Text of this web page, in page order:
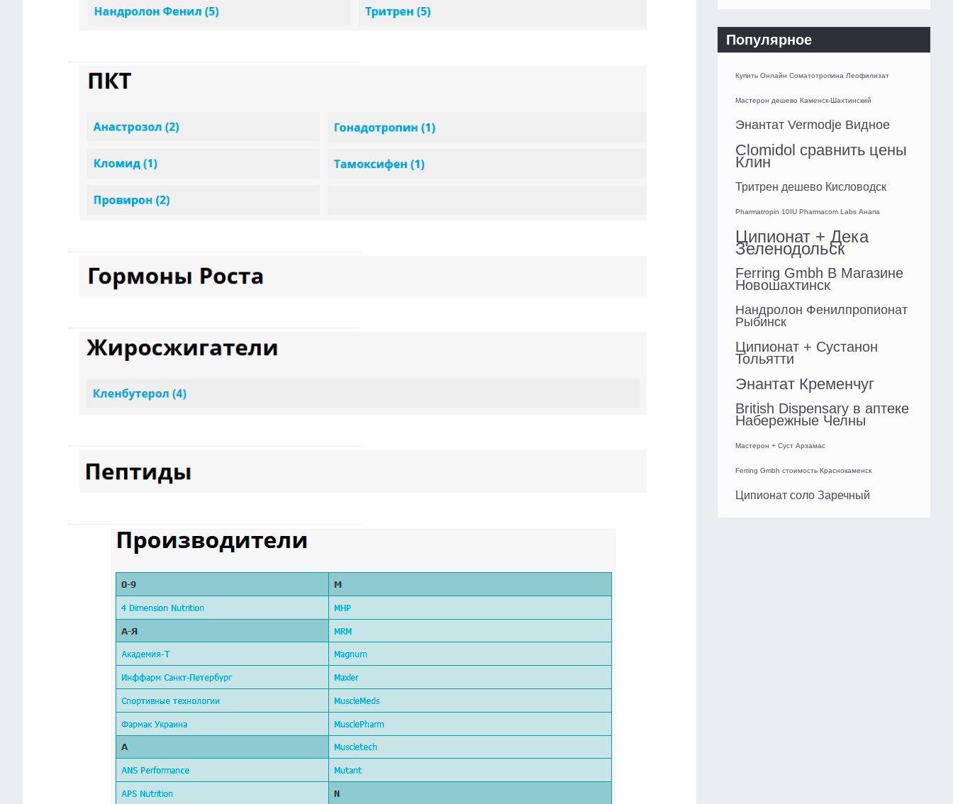
Популярное
Купить Онлайн Соматотропина Леофилизат
Мастерон дешево Каменск-Шахтинский
Энантат Vermodje Видное
Clomidol сравнить цены
Клин
Тритрен дешево Кисловодск
Pharmatropin 10IU Pharmacom Labs Анапа
Ципионат + Дека
Зеленодольск
Ferring Gmbh В Магазине
Новошахтинск
Нандролон Фенилпропионат
Рыбинск
Ципионат + Сустанон
Тольятти
Энантат Кременчуг
British Dispensary в аптеке
Набережные Челны
Мастерон + Суст Арзамас
Ferring Gmbh стоимость Краснокаменск
Ципионат соло Заречный